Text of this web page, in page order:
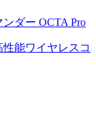
ダー OCTA Pro
能ワイヤレスコ